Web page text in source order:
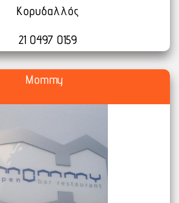
Κορυδαλλός
21 0497 0159
Mommy